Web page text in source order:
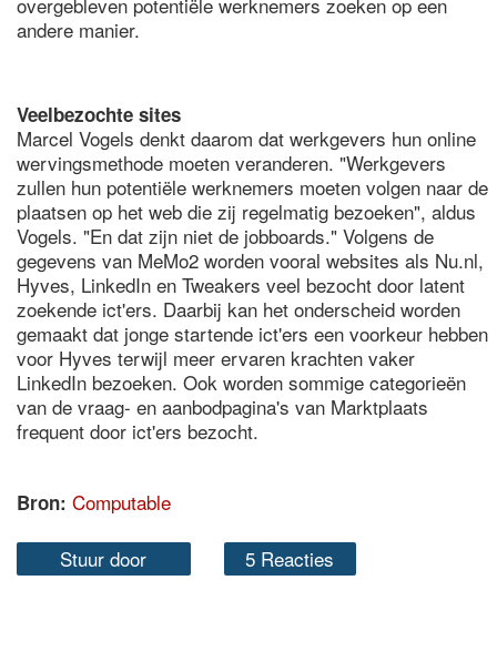
andere manier.
Veelbezochte sites
Marcel Vogels denkt daarom dat werkgevers hun online
wervingsmethode moeten veranderen. "Werkgevers
zullen hun potentiële werknemers moeten volgen naar de
plaatsen op het web die zij regelmatig bezoeken", aldus
Vogels. "En dat zijn niet de jobboards." Volgens de
gegevens van MeMo2 worden vooral websites als Nu.nl,
Hyves, LinkedIn en Tweakers veel bezocht door latent
zoekende ict'ers. Daarbij kan het onderscheid worden
gemaakt dat jonge startende ict'ers een voorkeur hebben
voor Hyves terwijl meer ervaren krachten vaker
LinkedIn bezoeken. Ook worden sommige categorieën
van de vraag- en aanbodpagina's van Marktplaats
frequent door ict'ers bezocht.
Bron: Computable
Stuur door 5 Reacties